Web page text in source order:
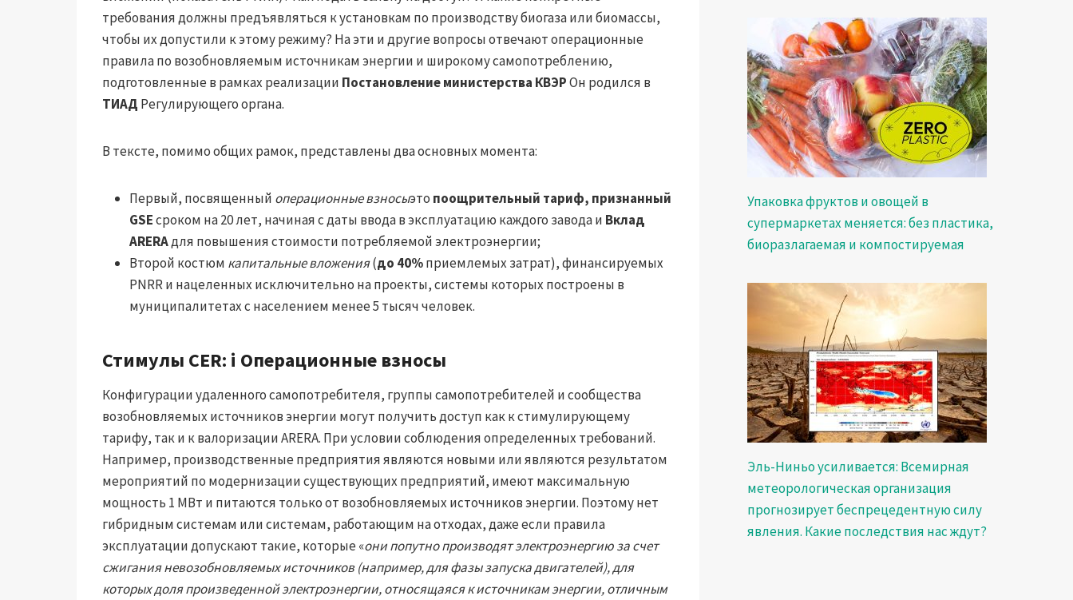
требования должны предъявляться к установкам по производству биогаза или биомассы,
чтобы их допустили к этому режиму? На эти и другие вопросы отвечают операционные
правила по возобновляемым источникам энергии и широкому самопотреблению,
подготовленные в рамках реализации Постановление министерства КВЭРОн родился в
ТИАД Регулирующего органа.
В тексте, помимо общих рамок, представлены два основных момента:
Первый, посвященный операционные взносыэто поощрительный тариф, признанный
GSEсроком на 20 лет, начиная с даты ввода в эксплуатацию каждого завода и Вклад
ARERAдля повышения стоимости потребляемой электроэнергии;
Второй костюм капитальные вложения(до 40%приемлемых затрат), финансируемых
PNRR и нацеленных исключительно на проекты, системы которых построены в
муниципалитетах с населением менее 5 тысяч человек.
Стимулы CER: i Операционные взносы
Конфигурации удаленного самопотребителя, группы самопотребителей и сообщества
возобновляемых источников энергии могут получить доступ как к стимулирующему
тарифу, так и к валоризации ARERA. При условии соблюдения определенных требований.
Например, производственные предприятия являются новыми или являются результатом
мероприятий по модернизации существующих предприятий, имеют максимальную
мощность 1 МВт и питаются только от возобновляемых источников энергии. Поэтому нет
гибридным системам или системам, работающим на отходах, даже если правила
эксплуатации допускают такие, которые «они попутно производят электроэнергию за счет
сжигания невозобновляемых источников (например, для фазы запуска двигателей), для
которых доля произведенной электроэнергии, относящаяся к источникам энергии, отличным
Упаковка фруктов и овощей в
супермаркетах меняется: без пластика,
биоразлагаемая и компостируемая
Эль-Ниньо усиливается: Всемирная
метеорологическая организация
прогнозирует беспрецедентную силу
явления. Какие последствия нас ждут?